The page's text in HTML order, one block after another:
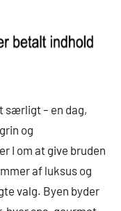
særligt – en dag,
og
I om at give bruden
af luksus og
valg. Byen byder